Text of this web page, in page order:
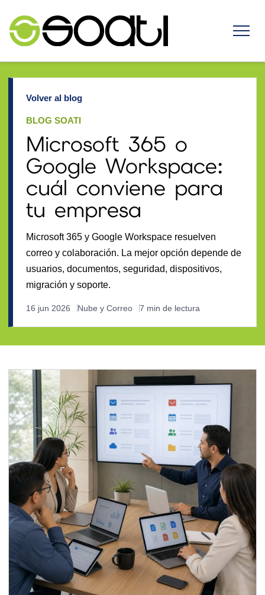
Volver al blog
BLOG SOATI
Microsoft 365 o
Google Workspace:
cuál conviene para
tu empresa
Microsoft 365 y Google Workspace resuelven
correo y colaboración. La mejor opción depende de
usuarios, documentos, seguridad, dispositivos,
migración y soporte.
16 jun 2026 Nube y Correo 7 min de lectura